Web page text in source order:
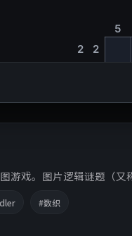
游戏。图片逻辑谜题（
#数织